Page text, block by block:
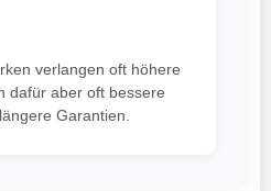
verlangen oft höhere
dafür aber oft bessere
Garantien.